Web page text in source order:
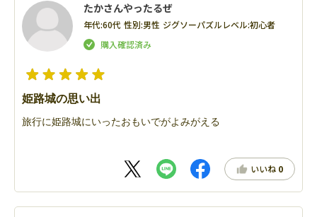
たかさんやったるぜ
年代:60代 性別:男性 ジグソーパズルレベル:初心者
姫路城の思い出
旅行に姫路城にいったおもいでがよみがえる
いいね 0